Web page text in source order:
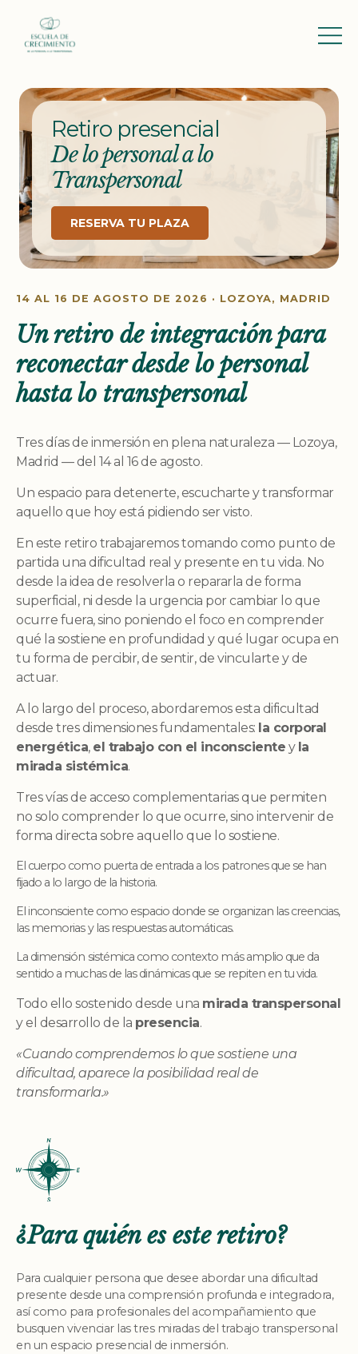
Retiro presencial
De lo personal a lo
Transpersonal
RESERVA TU PLAZA
14 AL 16 DE AGOSTO DE 2026 · LOZOYA, MADRID
Un retiro de integración para
reconectar desde lo personal
hasta lo transpersonal
Tres días de inmersión en plena naturaleza — Lozoya,
Madrid — del 14 al 16 de agosto.
Un espacio para detenerte, escucharte y transformar
aquello que hoy está pidiendo ser visto.
En este retiro trabajaremos tomando como punto de
partida una dificultad real y presente en tu vida. No
desde la idea de resolverla o repararla de forma
superficial, ni desde la urgencia por cambiar lo que
ocurre fuera, sino poniendo el foco en comprender
qué la sostiene en profundidad y qué lugar ocupa en
tu forma de percibir, de sentir, de vincularte y de
actuar.
A lo largo del proceso, abordaremos esta dificultad
desde tres dimensiones fundamentales: la corporal
energética, el trabajo con el inconsciente y la
mirada sistémica.
Tres vías de acceso complementarias que permiten
no solo comprender lo que ocurre, sino intervenir de
forma directa sobre aquello que lo sostiene.
El cuerpo como puerta de entrada a los patrones que se han
fijado a lo largo de la historia.
El inconsciente como espacio donde se organizan las creencias,
las memorias y las respuestas automáticas.
La dimensión sistémica como contexto más amplio que da
sentido a muchas de las dinámicas que se repiten en tu vida.
Todo ello sostenido desde una mirada transpersonal
y el desarrollo de la presencia.
«Cuando comprendemos lo que sostiene una
dificultad, aparece la posibilidad real de
transformarla.»
¿Para quién es este retiro?
Para cualquier persona que desee abordar una dificultad
presente desde una comprensión profunda e integradora,
así como para profesionales del acompañamiento que
busquen vivenciar las tres miradas del trabajo transpersonal
en un espacio presencial de inmersión.